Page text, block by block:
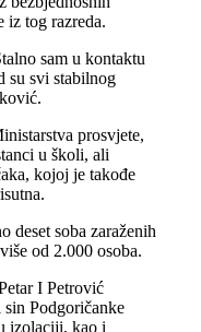
iz tog razreda.
sam u kontaktu
su svi stabilnog
prosvjete,
u školi, ali
kojoj je takođe
deset soba zaraženih
od 2.000 osoba.
I Petrović
Podgoričanke
izolaciji, kao i